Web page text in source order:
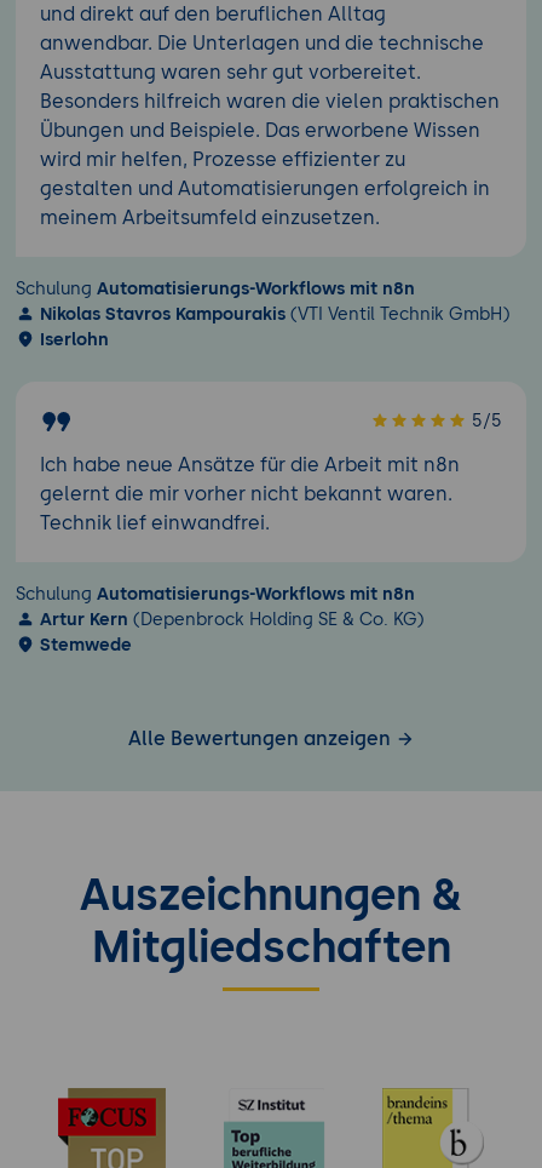
und direkt auf den beruflichen Alltag
anwendbar. Die Unterlagen und die technische
Ausstattung waren sehr gut vorbereitet.
Besonders hilfreich waren die vielen praktischen
Übungen und Beispiele. Das erworbene Wissen
wird mir helfen, Prozesse effizienter zu
gestalten und Automatisierungen erfolgreich in
meinem Arbeitsumfeld einzusetzen.
Schulung Automatisierungs-Workflows mit n8n
Nikolas Stavros Kampourakis (VTI Ventil Technik GmbH)
Iserlohn
5/5
Ich habe neue Ansätze für die Arbeit mit n8n
gelernt die mir vorher nicht bekannt waren.
Technik lief einwandfrei.
Schulung Automatisierungs-Workflows mit n8n
Artur Kern (Depenbrock Holding SE & Co. KG)
Stemwede
Alle Bewertungen anzeigen
Auszeichnungen &
Mitgliedschaften